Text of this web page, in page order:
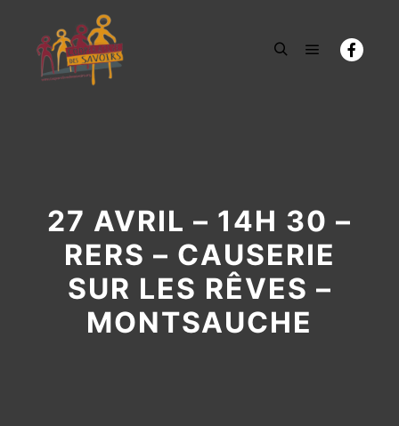
27 AVRIL – 14H 30 –
RERS – CAUSERIE
SUR LES RÊVES –
MONTSAUCHE